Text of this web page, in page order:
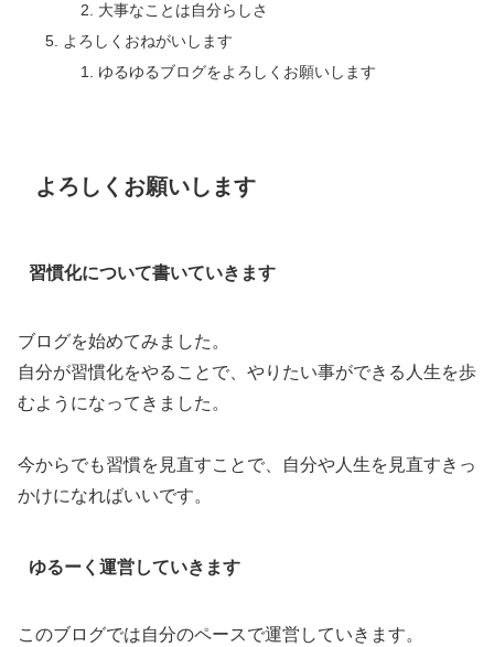
大事なことは自分らしさ
よろしくおねがいします
ゆるゆるブログをよろしくお願いします
よろしくお願いします
習慣化について書いていきます
ブログを始めてみました。
自分が習慣化をやることで、やりたい事ができる人生を歩
むようになってきました。
今からでも習慣を見直すことで、自分や人生を見直すきっ
かけになればいいです。
ゆるーく運営していきます
このブログでは自分のペースで運営していきます。